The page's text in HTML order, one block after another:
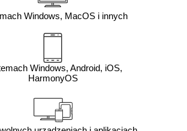
Windows, MacOS i innych
Windows, Android, iOS,
HarmonyOS